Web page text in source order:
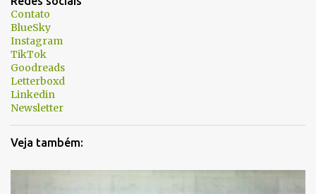
á
r
i
o
s
Contato
BlueSky
Instagram
TikTok
Goodreads
Letterboxd
Linkedin
Newsletter
Veja também: